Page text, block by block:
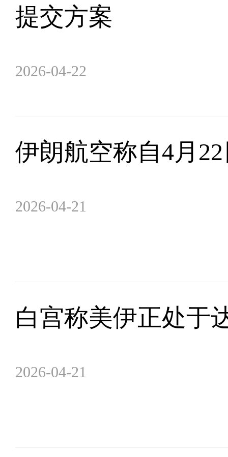
提交方案
2026-04-22
伊朗航空称自4月
2026-04-21
白宫称美伊正处于
2026-04-21